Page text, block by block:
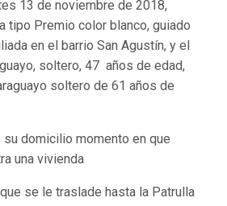
13 de noviembre de 2018,
tipo Premio color blanco, guiado
en el barrio San Agustín, y el
soltero, 47 años de edad,
soltero de 61 años de
domicilio momento en que
una vivienda
se le traslade hasta la Patrulla